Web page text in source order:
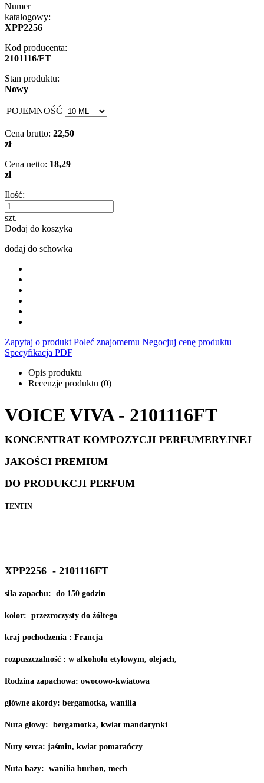
Numer
katalogowy:
XPP2256
Kod producenta:
2101116/FT
Stan produktu:
Nowy
POJEMNOŚĆ
Cena brutto: 22,50
zł
Cena netto: 18,29
zł
Ilość:
szt.
Dodaj do koszyka
dodaj do schowka
Zapytaj o produkt Poleć znajomemu Negocjuj cenę produktu
Specyfikacja PDF
Opis produktu
Recenzje produktu (0)
VOICE VIVA - 2101116FT
KONCENTRAT KOMPOZYCJI PERFUMERYJNEJ
JAKOŚCI PREMIUM
DO PRODUKCJI PERFUM
TENTIN
XPP2256 - 2101116FT
siła zapachu: do 150 godzin
kolor: przezroczysty do żółtego
kraj pochodzenia : Francja
rozpuszczalność : w alkoholu etylowym, olejach,
Rodzina zapachowa: owocowo-kwiatowa
główne akordy: bergamotka, wanilia
Nuta głowy: bergamotka, kwiat mandarynki
Nuty serca: jaśmin, kwiat pomarańczy
Nuta bazy: wanilia burbon, mech